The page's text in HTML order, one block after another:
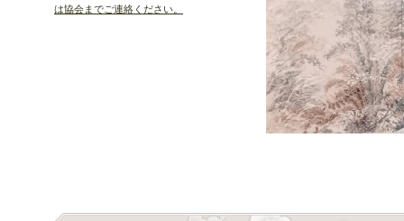
は協会までご連絡ください。